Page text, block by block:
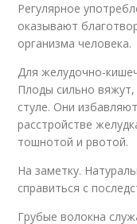
Регулярное
оказывают
организма человека.
Для желудочно-
Плоды сильно
стуле. Они
расстройстве
тошнотой и рвотой.
На заметку.
справиться с
Грубые волокна